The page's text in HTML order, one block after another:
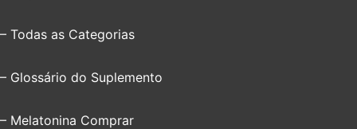
– Todas as Categorias
– Glossário do Suplemento
– Melatonina Comprar